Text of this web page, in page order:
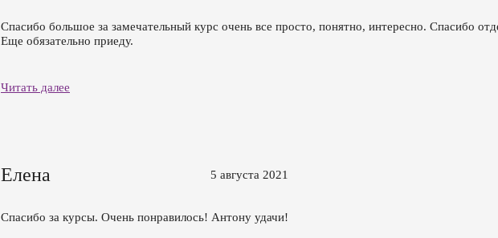
Спасибо большое за замечательный курс очень все просто, понятно, интересно. Спасибо
Еще обязательно приеду.
Читать далее
Елена 5 августа 2021
Спасибо за курсы. Очень понравилось! Антону удачи!